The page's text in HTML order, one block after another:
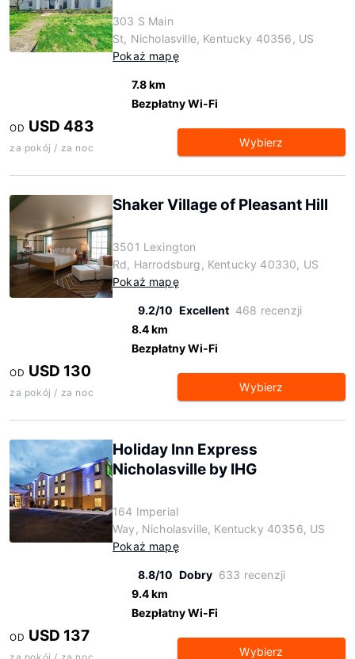
303 S Main
St, Nicholasville, Kentucky 40356, US
Pokaż mapę
7.8 km
Bezpłatny Wi-Fi
OD USD 483
za pokój / za noc Wybierz
Shaker Village of Pleasant Hill
3501 Lexington
Rd, Harrodsburg, Kentucky 40330, US
Pokaż mapę
9.2/10 Excellent 468 recenzji
8.4 km
Bezpłatny Wi-Fi
OD USD 130
za pokój / za noc Wybierz
Holiday Inn Express
Nicholasville by IHG
164 Imperial
Way, Nicholasville, Kentucky 40356, US
Pokaż mapę
8.8/10 Dobry 633 recenzji
9.4 km
Bezpłatny Wi-Fi
OD USD 137
Wybierz